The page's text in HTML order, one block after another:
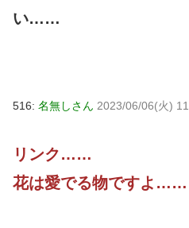
い……
516: 名無しさん 2023/06/06(火)
リンク……
花は愛でる物ですよ……